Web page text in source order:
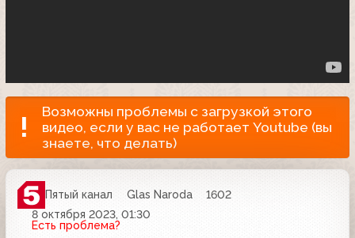
Возможны проблемы с загрузкой этого
видео, если у вас не работает Youtube (вы
знаете, что делать)
Пятый канал Glas Naroda
1602
8 октября 2023, 01:30
Есть проблема?